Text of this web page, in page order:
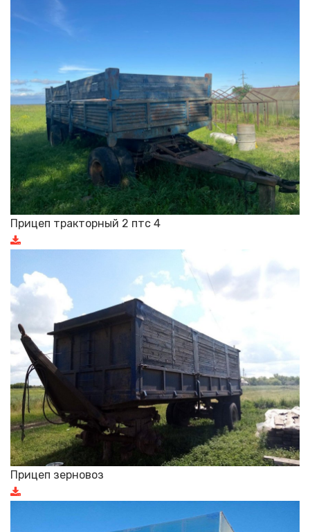
Прицеп тракторный 2 птс 4
Прицеп зерновоз